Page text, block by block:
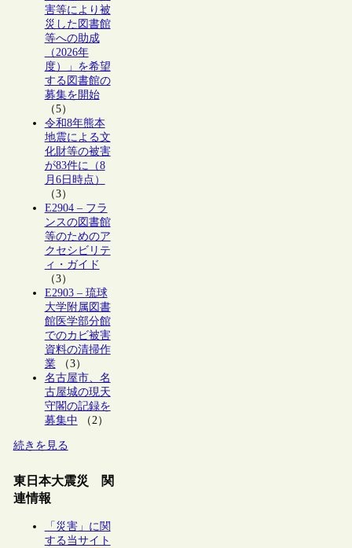
害等により被
災した図書館
等への助成
（2026年
度）」を希望
する図書館の
募集を開始
（5）
令和8年熊本
地震による文
化財等の被害
が83件に（8
月6日時点）
（3）
E2904 – フラ
ンスの図書館
等のためのア
クセシビリテ
ィ・ガイド
（3）
E2903 – 琉球
大学附属図書
館医学部分館
でのカビ被害
資料の清掃作
業（3）
名古屋市、名
古屋城の現天
守閣の記録を
募集中 （2）
続きを見る
東日本大震災 関
連情報
「災害」に関
する当サイト